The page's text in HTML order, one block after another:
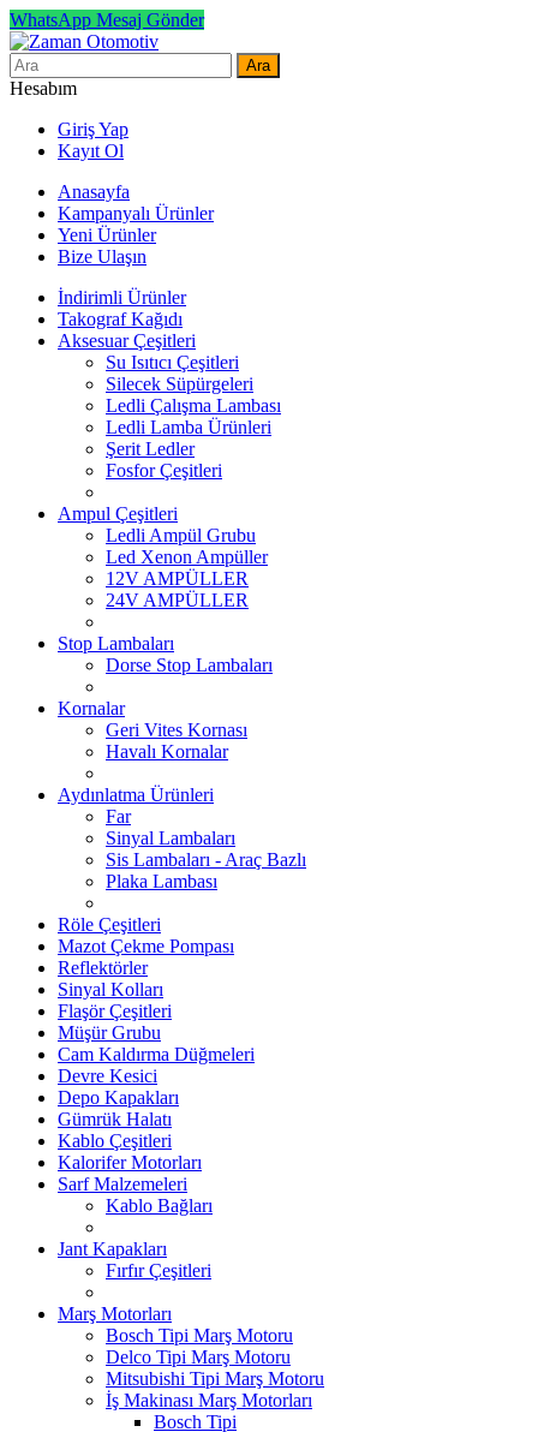
WhatsApp Mesaj Gönder
Ara
Hesabım
Giriş Yap
Kayıt Ol
Anasayfa
Kampanyalı Ürünler
Yeni Ürünler
Bize Ulaşın
İndirimli Ürünler
Takograf Kağıdı
Aksesuar Çeşitleri
Su Isıtıcı Çeşitleri
Silecek Süpürgeleri
Ledli Çalışma Lambası
Ledli Lamba Ürünleri
Şerit Ledler
Fosfor Çeşitleri
Ampul Çeşitleri
Ledli Ampül Grubu
Led Xenon Ampüller
12V AMPÜLLER
24V AMPÜLLER
Stop Lambaları
Dorse Stop Lambaları
Kornalar
Geri Vites Kornası
Havalı Kornalar
Aydınlatma Ürünleri
Far
Sinyal Lambaları
Sis Lambaları - Araç Bazlı
Plaka Lambası
Röle Çeşitleri
Mazot Çekme Pompası
Reflektörler
Sinyal Kolları
Flaşör Çeşitleri
Müşür Grubu
Cam Kaldırma Düğmeleri
Devre Kesici
Depo Kapakları
Gümrük Halatı
Kablo Çeşitleri
Kalorifer Motorları
Sarf Malzemeleri
Kablo Bağları
Jant Kapakları
Fırfır Çeşitleri
Marş Motorları
Bosch Tipi Marş Motoru
Delco Tipi Marş Motoru
Mitsubishi Tipi Marş Motoru
İş Makinası Marş Motorları
Bosch Tipi